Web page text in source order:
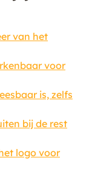
van het
voor
is, zelfs
bij de rest
logo voor